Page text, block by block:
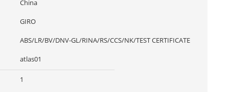
China
GIRO
ABS/LR/BV/DNV-GL/RINA/RS/CCS/NK/TEST CERTIFICATE
atlas01
1